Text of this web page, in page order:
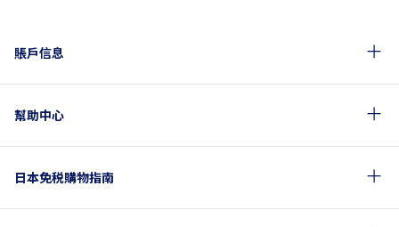
賬戶信息
幫助中心
日本免税購物指南